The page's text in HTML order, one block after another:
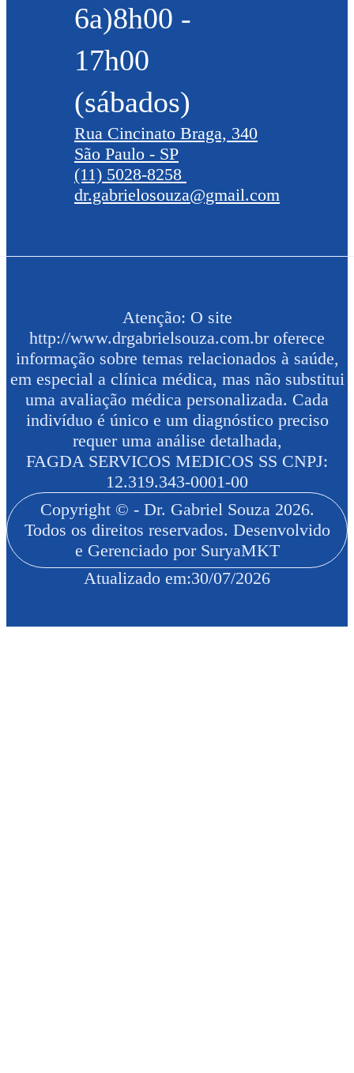
6a)8h00 -
17h00
(sábados)
Rua Cincinato Braga, 340
São Paulo - SP
(11) 5028-8258
dr.gabrielosouza@gmail.com
Atenção: O site
http://www.drgabrielsouza.com.br oferece
informação sobre temas relacionados à saúde,
em especial a clínica médica, mas não substitui
uma avaliação médica personalizada. Cada
indivíduo é único e um diagnóstico preciso
requer uma análise detalhada,
FAGDA SERVICOS MEDICOS SS CNPJ:
12.319.343-0001-00
Copyright © - Dr. Gabriel Souza 2026.
Todos os direitos reservados. Desenvolvido
e Gerenciado por SuryaMKT
Atualizado em:30/07/2026